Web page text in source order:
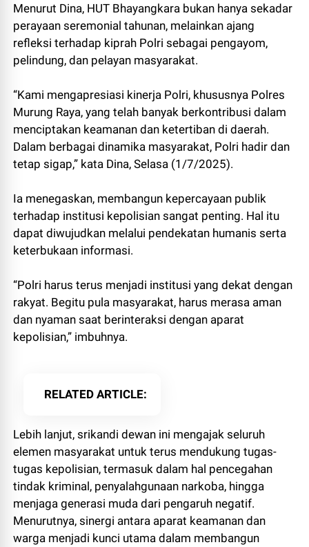
Menurut Dina, HUT Bhayangkara bukan hanya sekadar
perayaan seremonial tahunan, melainkan ajang
refleksi terhadap kiprah Polri sebagai pengayom,
pelindung, dan pelayan masyarakat.
“Kami mengapresiasi kinerja Polri, khususnya Polres
Murung Raya, yang telah banyak berkontribusi dalam
menciptakan keamanan dan ketertiban di daerah.
Dalam berbagai dinamika masyarakat, Polri hadir dan
tetap sigap,” kata Dina, Selasa (1/7/2025).
Ia menegaskan, membangun kepercayaan publik
terhadap institusi kepolisian sangat penting. Hal itu
dapat diwujudkan melalui pendekatan humanis serta
keterbukaan informasi.
“Polri harus terus menjadi institusi yang dekat dengan
rakyat. Begitu pula masyarakat, harus merasa aman
dan nyaman saat berinteraksi dengan aparat
kepolisian,” imbuhnya.
RELATED ARTICLE
Lebih lanjut, srikandi dewan ini mengajak seluruh
elemen masyarakat untuk terus mendukung tugas-
tugas kepolisian, termasuk dalam hal pencegahan
tindak kriminal, penyalahgunaan narkoba, hingga
menjaga generasi muda dari pengaruh negatif.
Menurutnya, sinergi antara aparat keamanan dan
warga menjadi kunci utama dalam membangun